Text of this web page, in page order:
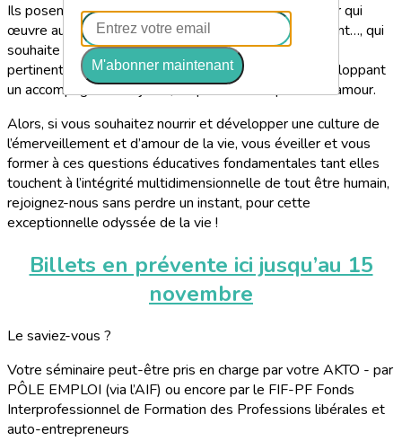
Ils posent un regard qui éclaire et guide chaque acteur qui
œuvre auprès de l’enfant, parent, éducateur, enseignant…, qui
souhaite apporter une réponse enthousiasmante et
pertinente, à cet éveil fascinant à la vie et ce, en développant
un accompagnement juste, empreint de respect et d’amour.
Alors, si vous souhaitez nourrir et développer une culture de
l’émerveillement et d’amour de la vie, vous éveiller et vous
former à ces questions éducatives fondamentales tant elles
touchent à l’intégrité multidimensionnelle de tout être humain,
rejoignez-nous sans perdre un instant, pour cette
exceptionnelle odyssée de la vie !
Billets en prévente ici jusqu’au 15
novembre
Le saviez-vous ?
Votre séminaire peut-être pris en charge par votre AKTO - par
PÔLE EMPLOI (via l’AIF) ou encore par le FIF-PF Fonds
Interprofessionnel de Formation des Professions libérales et
auto-entrepreneurs
M'abonner maintenant